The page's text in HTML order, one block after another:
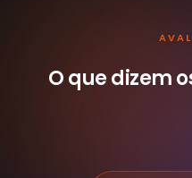
O que dizem